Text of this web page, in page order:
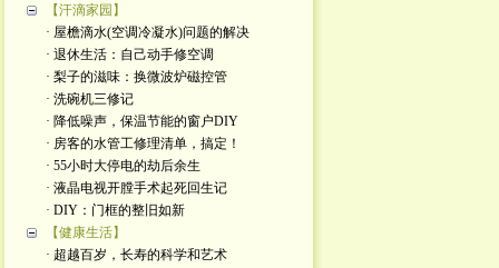
【汗滴家园】
· 屋檐滴水(空调冷凝水)问题的解决
· 退休生活：自己动手修空调
· 梨子的滋味：换微波炉磁控管
· 洗碗机三修记
· 降低噪声，保温节能的窗户DIY
· 房客的水管工修理清单，搞定！
· 55小时大停电的劫后余生
· 液晶电视开膛手术起死回生记
· DIY：门框的整旧如新
【健康生活】
· 超越百岁，长寿的科学和艺术